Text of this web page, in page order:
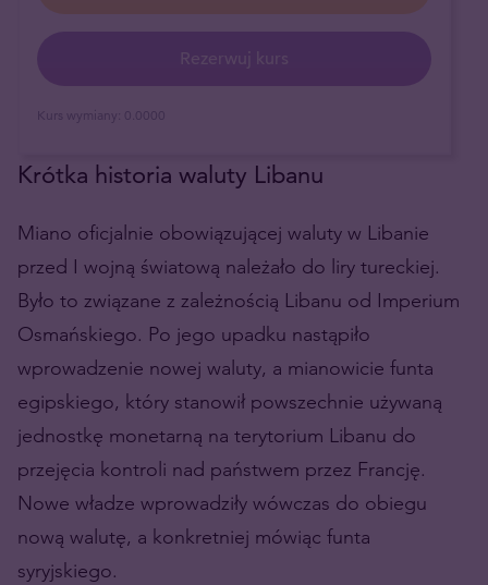
Rezerwuj kurs
Kurs wymiany: 0.0000
Krótka historia waluty Libanu
Miano oficjalnie obowiązującej waluty w Libanie
przed I wojną światową należało do liry tureckiej.
Było to związane z zależnością Libanu od Imperium
Osmańskiego. Po jego upadku nastąpiło
wprowadzenie nowej waluty, a mianowicie funta
egipskiego, który stanowił powszechnie używaną
jednostkę monetarną na terytorium Libanu do
przejęcia kontroli nad państwem przez Francję.
Nowe władze wprowadziły wówczas do obiegu
nową walutę, a konkretniej mówiąc funta
syryjskiego.